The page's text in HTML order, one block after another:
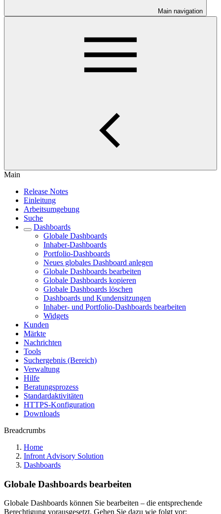
Main navigation
Main
Release Notes
Einleitung
Arbeitsumgebung
Suche
Dashboards
Globale Dashboards
Inhaber-Dashboards
Portfolio-Dashboards
Neues globales Dashboard anlegen
Globale Dashboards bearbeiten
Globale Dashboards kopieren
Globale Dashboards löschen
Dashboards und Kundensitzungen
Inhaber- und Portfolio-Dashboards bearbeiten
Widgets
Kunden
Märkte
Nachrichten
Tools
Suchergebnis (Bereich)
Verwaltung
Hilfe
Beratungsprozess
Standardaktivitäten
HTTPS-Konfiguration
Downloads
Breadcrumbs
Home
Infront Advisory Solution
Dashboards
Globale Dashboards bearbeiten
Globale Dashboards können Sie bearbeiten – die entsprechende
Berechtigung vorausgesetzt. Gehen Sie dazu wie folgt vor: